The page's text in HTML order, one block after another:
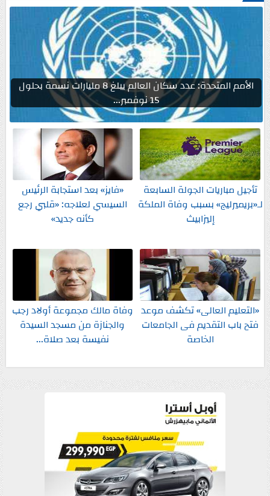
الأمم المتحدة: عدد سكان العالم يبلغ 8 مليارات نسمة بحلول
15 نوفمبر...
تأجيل مباريات الجولة السابعة
لـ«بريميرليج» بسبب وفاة الملكة
إليزابيث
«فايز» بعد استجابة الرئيس
السيسي لعلاجه: «قلبي رجع
كأنه جديد»
«التعليم العالى» تكشف موعد
فتح باب التقديم فى الجامعات
الخاصة
وفاة مالك مجموعة أولاد رجب
والجنازة من مسجد السيدة
نفيسة بعد صلاة...